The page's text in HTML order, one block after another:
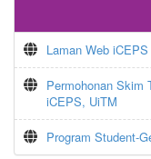
Laman Web iCEPS
Permohonan Skim
iCEPS, UiTM
Program Student-